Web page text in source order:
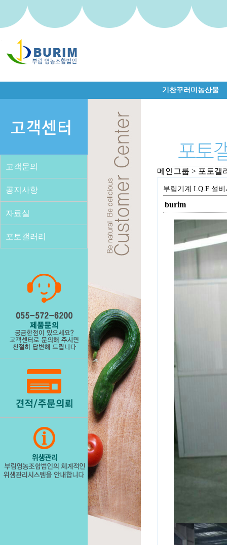
기찬꾸러미농산물
고객문의
공지사항
자료실
포토갤러리
메인그룹 > 포토갤
부림기계 I.Q.F 설비
burim